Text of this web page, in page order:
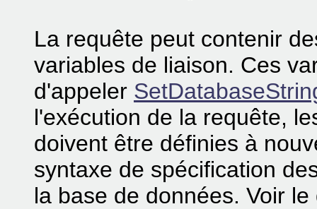
La requête peut contenir
variables de liaison. Ces
d'appeler
l'exécution de la requête,
doivent être définies à
syntaxe de spécification
la base de données. Voir